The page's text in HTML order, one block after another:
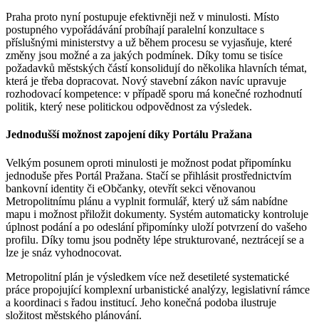
Praha proto nyní postupuje efektivněji než v minulosti. Místo
postupného vypořádávání probíhají paralelní konzultace s
příslušnými ministerstvy a už během procesu se vyjasňuje, které
změny jsou možné a za jakých podmínek. Díky tomu se tisíce
požadavků městských částí konsolidují do několika hlavních témat,
která je třeba dopracovat. Nový stavební zákon navíc upravuje
rozhodovací kompetence: v případě sporu má konečné rozhodnutí
politik, který nese politickou odpovědnost za výsledek.
Jednodušší možnost zapojení díky Portálu Pražana
Velkým posunem oproti minulosti je možnost podat připomínku
jednoduše přes Portál Pražana. Stačí se přihlásit prostřednictvím
bankovní identity či eObčanky, otevřít sekci věnovanou
Metropolitnímu plánu a vyplnit formulář, který už sám nabídne
mapu i možnost přiložit dokumenty. Systém automaticky kontroluje
úplnost podání a po odeslání připomínky uloží potvrzení do vašeho
profilu. Díky tomu jsou podněty lépe strukturované, neztrácejí se a
lze je snáz vyhodnocovat.
Metropolitní plán je výsledkem více než desetileté systematické
práce propojující komplexní urbanistické analýzy, legislativní rámce
a koordinaci s řadou institucí. Jeho konečná podoba ilustruje
složitost městského plánování.